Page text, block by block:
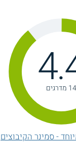
14 מדרגים
- סמינר הקיבוצים